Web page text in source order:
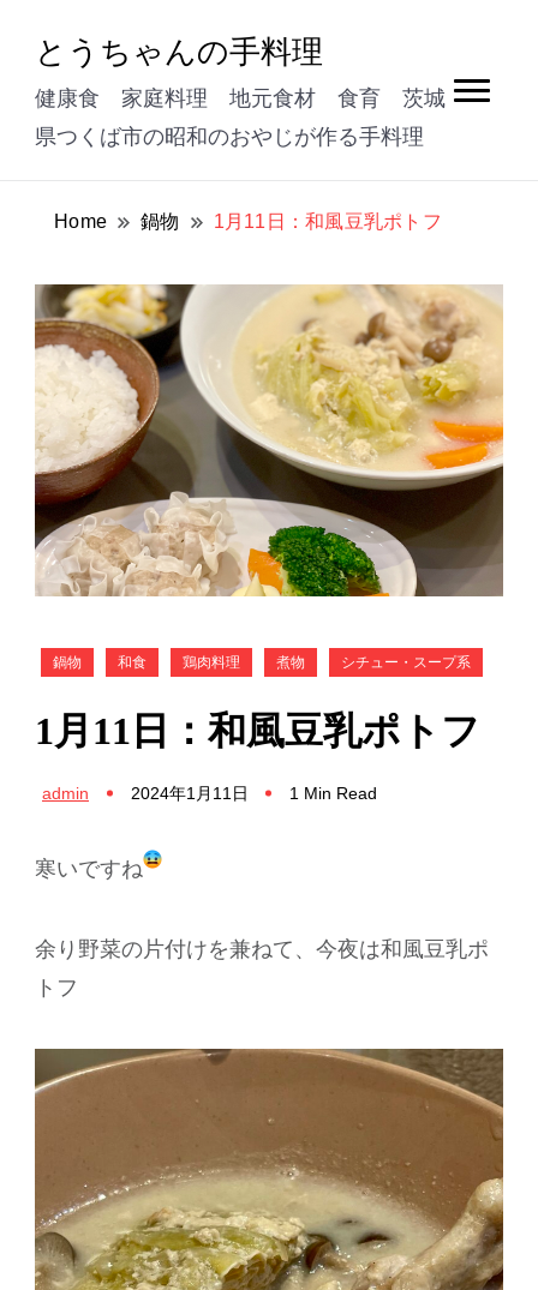
とうちゃんの手料理
健康食 家庭料理 地元食材 食育 茨城
県つくば市の昭和のおやじが作る手料理
Home 鍋物 1月11日：和風豆乳ポトフ
鍋物 和食 鶏肉料理 煮物 シチュー・スープ系
1月11日：和風豆乳ポトフ
admin 2024年1月11日 1 Min Read
寒いですね
余り野菜の片付けを兼ねて、今夜は和風豆乳ポ
トフ